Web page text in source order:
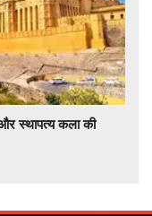
स्थापत्य कला की